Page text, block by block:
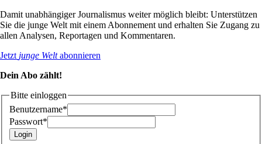
Damit unabhängiger Journalismus weiter möglich bleibt: Unterstützen
Sie die junge Welt mit einem Abonnement und erhalten Sie Zugang zu
allen Analysen, Reportagen und Kommentaren.
Jetzt junge Weltabonnieren
Dein Abo zählt!
Bitte einloggen
Benutzername*
Passwort*